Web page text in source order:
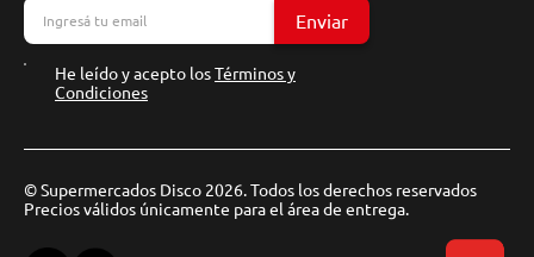
Enviar
He leído y acepto losTérminos y
Condiciones
© Supermercados Disco 2026. Todos los derechos reservados
Precios válidos únicamente para el área de entrega.